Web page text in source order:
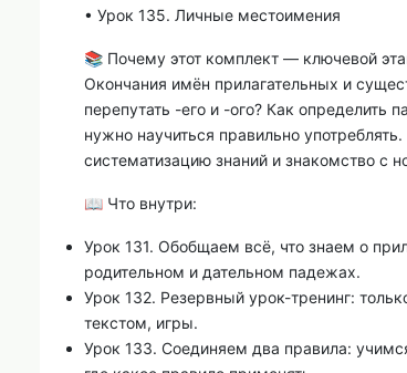
• Урок 135. Личные местоимения
📚 Почему этот комплект — ключевой
Окончания имён прилагательных и
перепутать -его и -ого? Как
нужно научиться правильно
систематизацию знаний и знакомство с
📖 Что внутри:
Урок 131. Обобщаем всё, что знаем о
родительном и дательном падежах.
Урок 132. Резервный урок-тренинг:
текстом, игры.
Урок 133. Соединяем два правила: